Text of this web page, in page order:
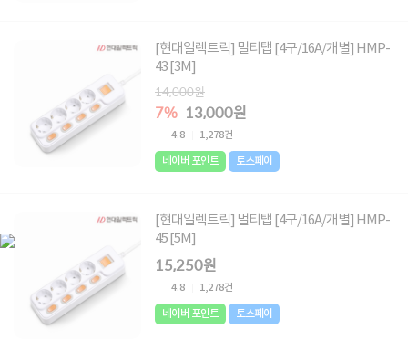
[현대일렉트릭] 멀티탭 [4구/16A/개별] HMP-
43 [3M]
14,000원
7% 13,000원
4.8 1,278건
네이버 포인트 토스페이
[현대일렉트릭] 멀티탭 [4구/16A/개별] HMP-
45 [5M]
15,250원
4.8 1,278건
네이버 포인트 토스페이